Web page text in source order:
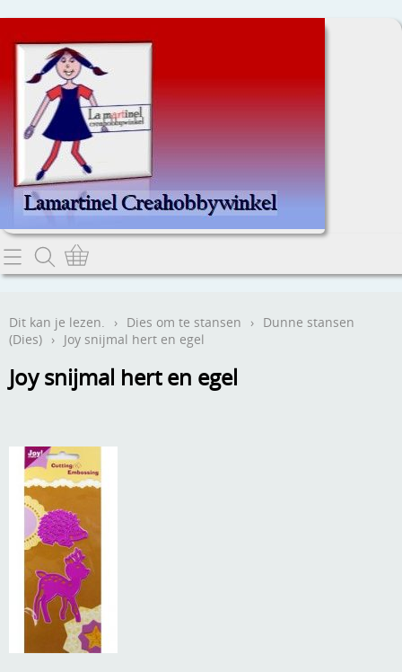
Home
Contact
Webwinkel
Aanbiedingen
Andere
Boeken en magazines
Dies om te stansen
DVD-CD
Embossen
Verzend - en verpakkingsk
Mijn account
Info
Anders creatief
Dit kan je lezen. › Dies om te stansen › Dunne stansen
(Dies) › Joy snijmal hert en egel
Joy snijmal hert en egel